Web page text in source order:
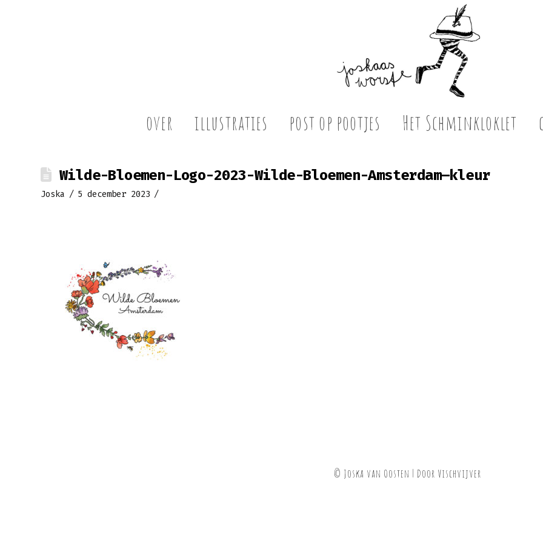
over illustraties post op pootjes Het Schminkloklet
Wilde-Bloemen-Logo-2023-Wilde-Bloemen-Amsterdam—kleur
Joska 5 december 2023
© Joska van Oosten | Door Vischvijver